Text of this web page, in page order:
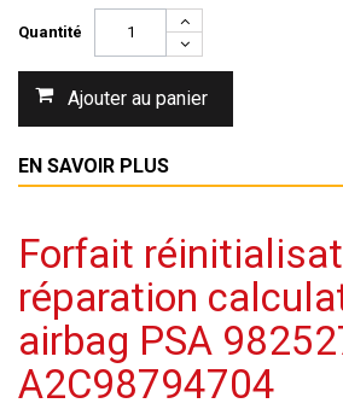
Quantité
Ajouter au panier
EN SAVOIR PLUS
Forfait
réparation
airbag PSA
A2C98794704